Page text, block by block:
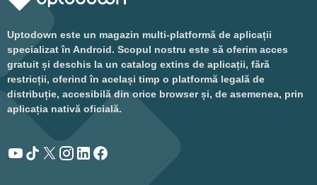
Uptodown este un magazin multi-platformă de aplicații
specializat în Android. Scopul nostru este să oferim acces
gratuit și deschis la un catalog extins de aplicații, fără
restricții, oferind în același timp o platformă legală de
distribuție, accesibilă din orice browser și, de asemenea, prin
aplicația nativă oficială.